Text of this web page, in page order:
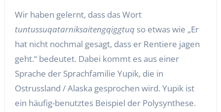
Wir haben gelernt, dass das Wort
tuntussuqatarniksaitengqiggtuqso etwas wie „Er
hat nicht nochmal gesagt, dass er Rentiere jagen
geht.“ bedeutet. Dabei kommt es aus einer
Sprache der Sprachfamilie Yupik, die in
Ostrussland / Alaska gesprochen wird. Yupik ist
ein häufig-benutztes Beispiel der Polysynthese.